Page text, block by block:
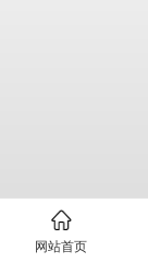
网站首页